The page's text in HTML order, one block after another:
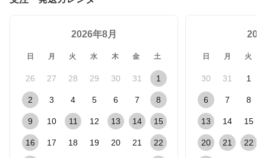
2026年8月
日 月 火 水 木 金 土
26 27 28 29 30 31 1
2 3 4 5 6 7 8
9 10 11 12 13 14 15
16 17 18 19 20 21 22
日 月 火
30 31 1
6 7 8
13 14 15
20 21 22